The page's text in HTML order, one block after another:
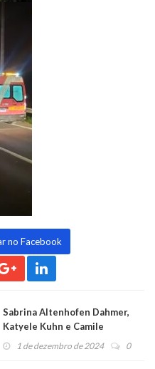
no Facebook
Sabrina Altenhofen Dahmer,
Katyele Kuhn e Camile
Fernanda da Silva são as
1 de dezembro de 2024 0